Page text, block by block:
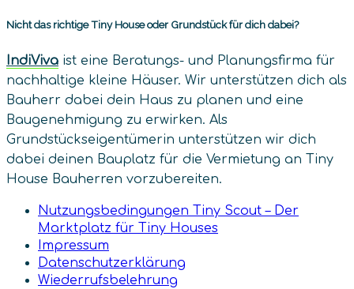
Nicht das richtige Tiny House oder Grundstück für dich dabei?
IndiViva ist eine Beratungs- und Planungsfirma für
nachhaltige kleine Häuser. Wir unterstützen dich als
Bauherr dabei dein Haus zu planen und eine
Baugenehmigung zu erwirken. Als
Grundstückseigentümerin unterstützen wir dich
dabei deinen Bauplatz für die Vermietung an Tiny
House Bauherren vorzubereiten.
Nutzungsbedingungen Tiny Scout – Der
Marktplatz für Tiny Houses
Impressum
Datenschutz­erklärung
Wiederrufsbelehrung